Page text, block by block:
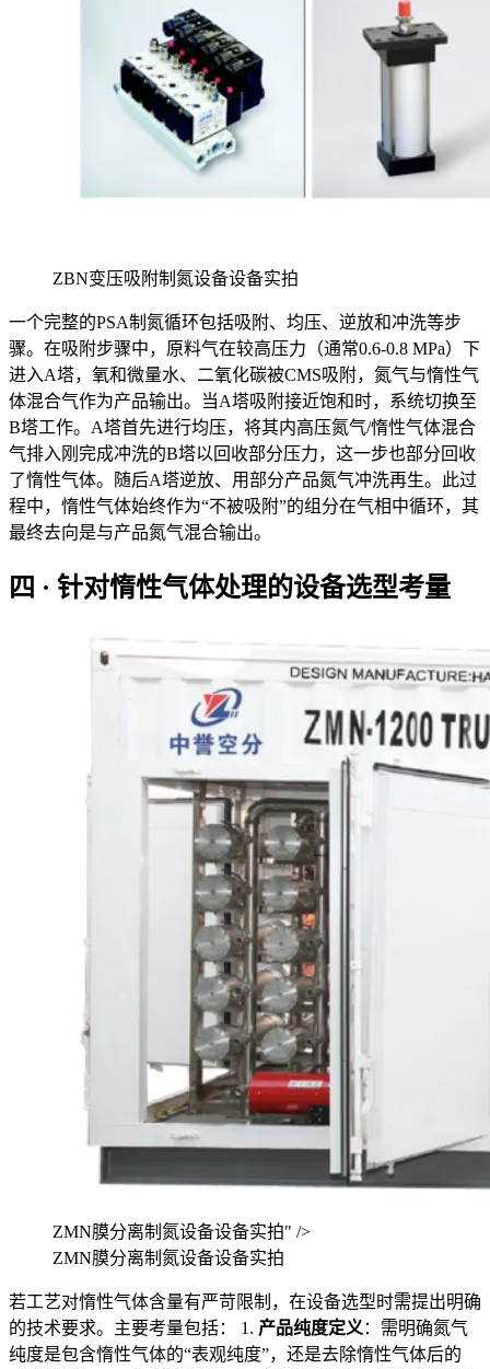
ZBN变压吸附制氮设备设备实拍
一个完整的PSA制氮循环包括吸附、均压、逆放和冲洗等步
骤。在吸附步骤中，原料气在较高压力（通常0.6-0.8 MPa）下
进入A塔，氧和微量水、二氧化碳被CMS吸附，氮气与惰性气
体混合气作为产品输出。当A塔吸附接近饱和时，系统切换至
B塔工作。A塔首先进行均压，将其内高压氮气/惰性气体混合
气排入刚完成冲洗的B塔以回收部分压力，这一步也部分回收
了惰性气体。随后A塔逆放、用部分产品氮气冲洗再生。此过
程中，惰性气体始终作为“不被吸附”的组分在气相中循环，其
最终去向是与产品氮气混合输出。
四 · 针对惰性气体处理的设备选型考量
ZMN膜分离制氮设备设备实拍" />
ZMN膜分离制氮设备设备实拍
若工艺对惰性气体含量有严苛限制，在设备选型时需提出明确
的技术要求。主要考量包括： 1. 产品纯度定义 ：需明确氮气
纯度是包含惰性气体的“表观纯度”，还是去除惰性气体后的